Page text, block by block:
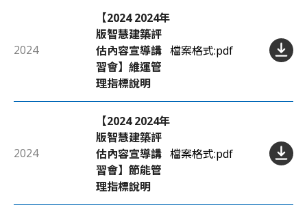
2024
【2024 2024年
版智慧建築評
估內容宣導講
習會】維運管
理指標說明
檔案格式:pdf
2024
【2024 2024年
版智慧建築評
估內容宣導講
習會】節能管
理指標說明
檔案格式:pdf